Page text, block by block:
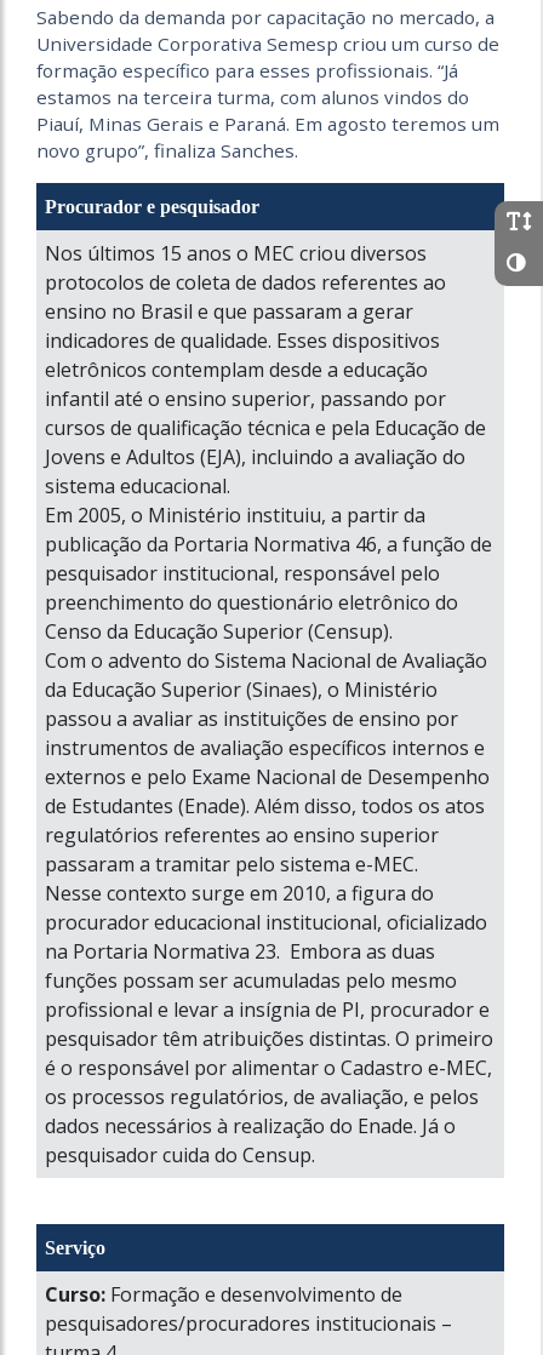
Sabendo da demanda por capacitação no mercado, a
Universidade Corporativa Semesp criou um curso de
formação específico para esses profissionais. “Já
estamos na terceira turma, com alunos vindos do
Piauí, Minas Gerais e Paraná. Em agosto teremos um
novo grupo”, finaliza Sanches.
Procurador e pesquisador
Nos últimos 15 anos o MEC criou diversos
protocolos de coleta de dados referentes ao
ensino no Brasil e que passaram a gerar
indicadores de qualidade. Esses dispositivos
eletrônicos contemplam desde a educação
infantil até o ensino superior, passando por
cursos de qualificação técnica e pela Educação de
Jovens e Adultos (EJA), incluindo a avaliação do
sistema educacional.
Em 2005, o Ministério instituiu, a partir da
publicação da Portaria Normativa 46, a função de
pesquisador institucional, responsável pelo
preenchimento do questionário eletrônico do
Censo da Educação Superior (Censup).
Com o advento do Sistema Nacional de Avaliação
da Educação Superior (Sinaes), o Ministério
passou a avaliar as instituições de ensino por
instrumentos de avaliação específicos internos e
externos e pelo Exame Nacional de Desempenho
de Estudantes (Enade). Além disso, todos os atos
regulatórios referentes ao ensino superior
passaram a tramitar pelo sistema e-MEC.
Nesse contexto surge em 2010, a figura do
procurador educacional institucional, oficializado
na Portaria Normativa 23. Embora as duas
funções possam ser acumuladas pelo mesmo
profissional e levar a insígnia de PI, procurador e
pesquisador têm atribuições distintas. O primeiro
é o responsável por alimentar o Cadastro e-MEC,
os processos regulatórios, de avaliação, e pelos
dados necessários à realização do Enade. Já o
pesquisador cuida do Censup.
Serviço
Curso: Formação e desenvolvimento de
pesquisadores/procuradores institucionais –